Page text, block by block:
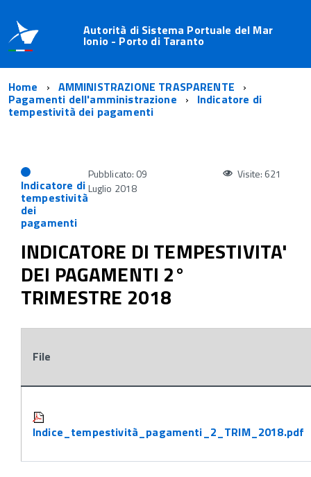
Autorità di Sistema Portuale del Mar
Ionio - Porto di Taranto
Home AMMINISTRAZIONE TRASPARENTE
Pagamenti dell'amministrazione Indicatore di
tempestività dei pagamenti
Indicatore di
tempestività
dei
pagamenti
Pubblicato: 09
Luglio 2018
Visite: 621
INDICATORE DI TEMPESTIVITA'
DEI PAGAMENTI 2°
TRIMESTRE 2018
File
Indice_tempestività_pagamenti_2_TRIM_2018.pdf